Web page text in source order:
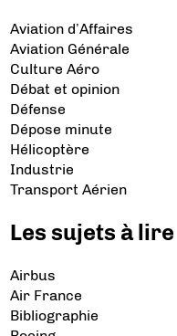
Aviation d’Affaires
Aviation Générale
Culture Aéro
Débat et opinion
Défense
Dépose minute
Hélicoptère
Industrie
Transport Aérien
Les sujets à lire
Airbus
Air France
Bibliographie